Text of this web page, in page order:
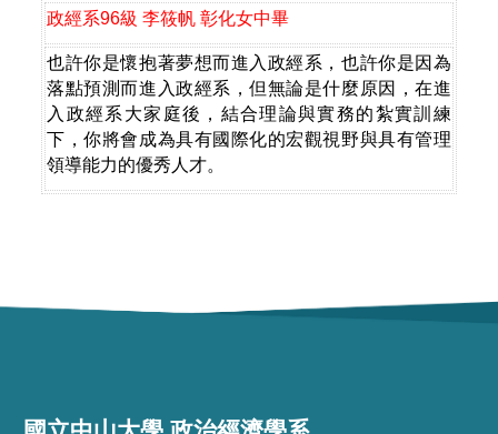
政經系96級 李筱帆 彰化女中畢
也許你是懷抱著夢想而進入政經系，也許你是因為
落點預測而進入政經系，但無論是什麼原因，在進
入政經系大家庭後，結合理論與實務的紮實訓練
下，你將會成為具有國際化的宏觀視野與具有管理
領導能力的優秀人才。